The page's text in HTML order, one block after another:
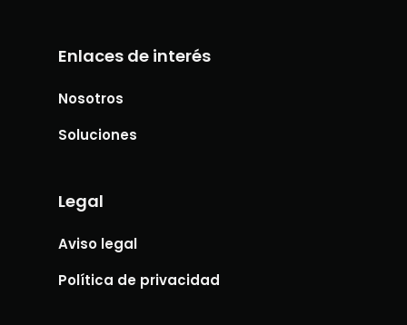
Enlaces de interés
Nosotros
Soluciones
Legal
Aviso legal
Política de privacidad